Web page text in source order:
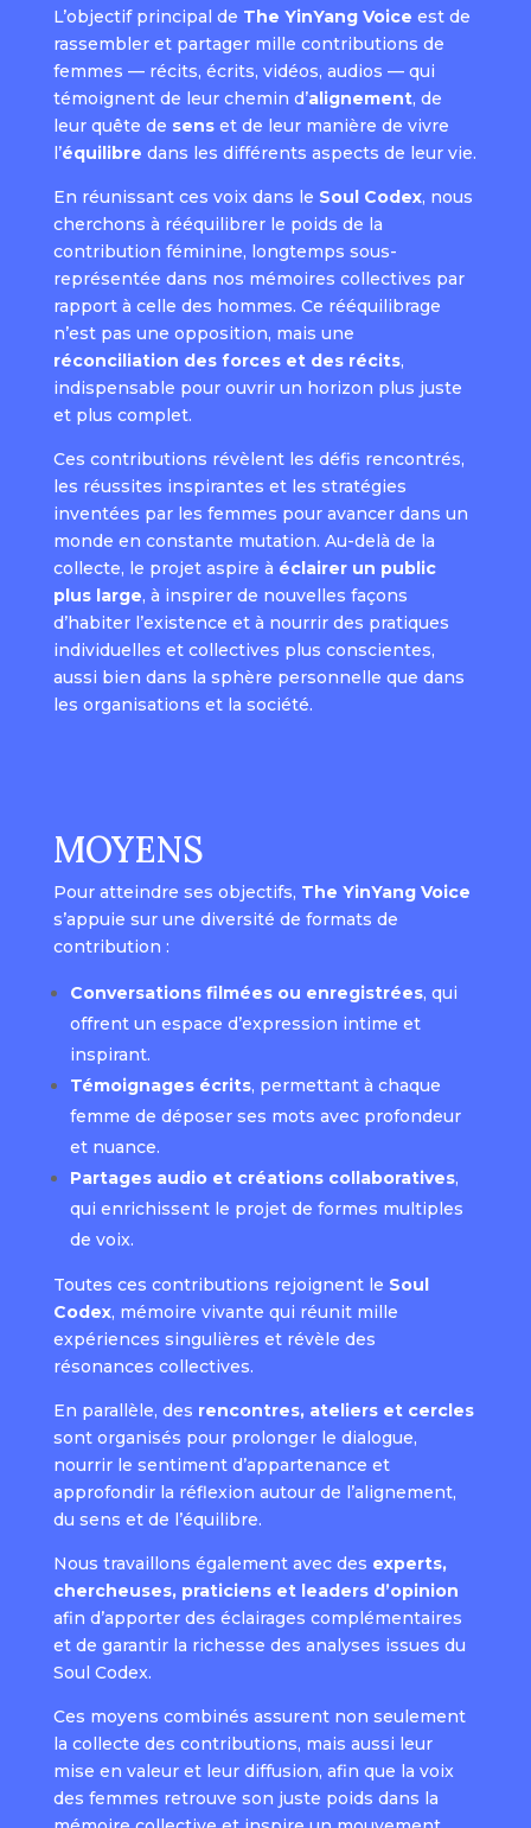
L’objectif principal de The YinYang Voice est de
rassembler et partager mille contributions de
femmes — récits, écrits, vidéos, audios — qui
témoignent de leur chemin d’alignement, de
leur quête de senset de leur manière de vivre
l’équilibre dans les différents aspects de leur vie.
En réunissant ces voix dans le Soul Codex, nous
cherchons à rééquilibrer le poids de la
contribution féminine, longtemps sous-
représentée dans nos mémoires collectives par
rapport à celle des hommes. Ce rééquilibrage
n’est pas une opposition, mais une
réconciliation des forces et des récits,
indispensable pour ouvrir un horizon plus juste
et plus complet.
Ces contributions révèlent les défis rencontrés,
les réussites inspirantes et les stratégies
inventées par les femmes pour avancer dans un
monde en constante mutation. Au-delà de la
collecte, le projet aspire à éclairer un public
plus large, à inspirer de nouvelles façons
d’habiter l’existence et à nourrir des pratiques
individuelles et collectives plus conscientes,
aussi bien dans la sphère personnelle que dans
les organisations et la société.
MOYENS
Pour atteindre ses objectifs, The YinYang Voice
s’appuie sur une diversité de formats de
contribution :
Conversations filmées ou enregistrées, qui
offrent un espace d’expression intime et
inspirant.
Témoignages écrits, permettant à chaque
femme de déposer ses mots avec profondeur
et nuance.
Partages audio et créations collaboratives,
qui enrichissent le projet de formes multiples
de voix.
Toutes ces contributions rejoignent le Soul
Codex, mémoire vivante qui réunit mille
expériences singulières et révèle des
résonances collectives.
En parallèle, des rencontres, ateliers et cercles
sont organisés pour prolonger le dialogue,
nourrir le sentiment d’appartenance et
approfondir la réflexion autour de l’alignement,
du sens et de l’équilibre.
Nous travaillons également avec des experts,
chercheuses, praticiens et leaders d’opinion
afin d’apporter des éclairages complémentaires
et de garantir la richesse des analyses issues du
Soul Codex.
Ces moyens combinés assurent non seulement
la collecte des contributions, mais aussi leur
mise en valeur et leur diffusion, afin que la voix
des femmes retrouve son juste poids dans la